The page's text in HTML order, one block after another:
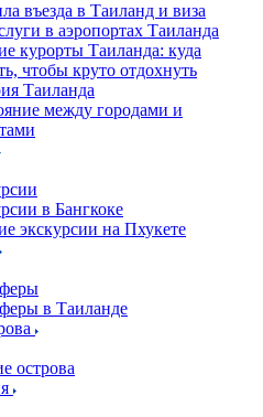
въезда в Таиланд и виза
в аэропортах Таиланда
курорты Таиланда: куда
чтобы круто отдохнуть
Таиланда
между городами и
в Бангкоке
экскурсии на Пхукете
в Таиланде
острова